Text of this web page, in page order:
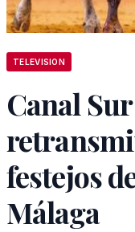
TELEVISION
Canal
festejos
Málaga